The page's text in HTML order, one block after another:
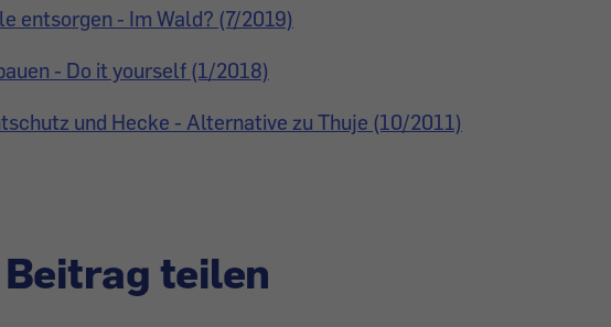
entsorgen - Im Wald? (7/2019)
- Do it yourself (1/2018)
und Hecke - Alternative zu Thuje (10/2011)
Beitrag teilen